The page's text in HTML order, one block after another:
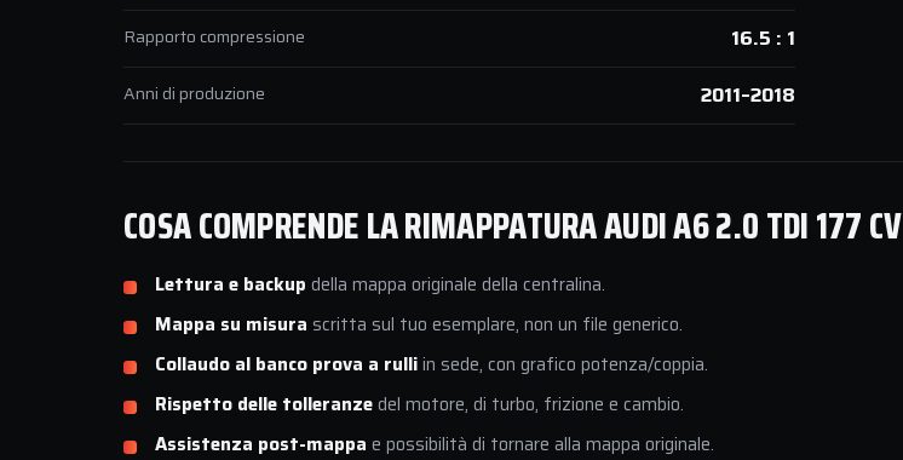
Rapporto compressione 16.5 : 1
Anni di produzione 2011–2018
COSA COMPRENDE LA RIMAPPATURA AUDI A6 2.0 TDI 177 CV
Lettura e backup della mappa originale della centralina.
Mappa su misura scritta sul tuo esemplare, non un file generico.
Collaudo al banco prova a rulliin sede, con grafico potenza/coppia.
Rispetto delle tolleranzedel motore, di turbo, frizione e cambio.
Assistenza post-mappa e possibilità di tornare alla mappa originale.